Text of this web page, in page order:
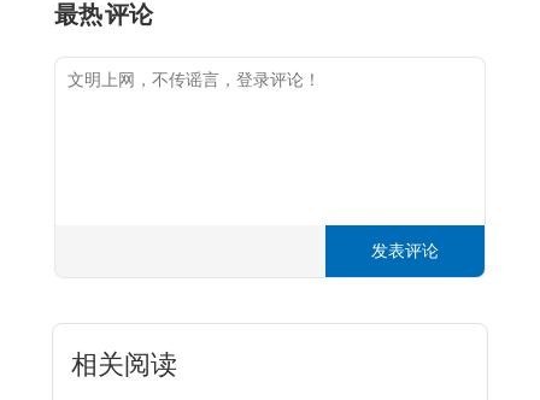
最热评论
发表评论
相关阅读